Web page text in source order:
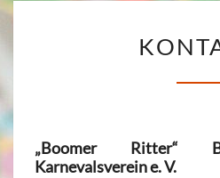
O
„Boomer Ritter“
Karnevalsverein e. V.